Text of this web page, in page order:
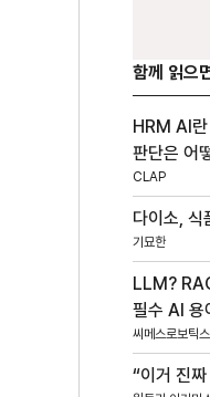
함께 읽으
HRM AI
판단은 어
CLAP
다이소, 식
기묘한
LLM?
필수 AI 용
씨메스로보틱스
“이거 진